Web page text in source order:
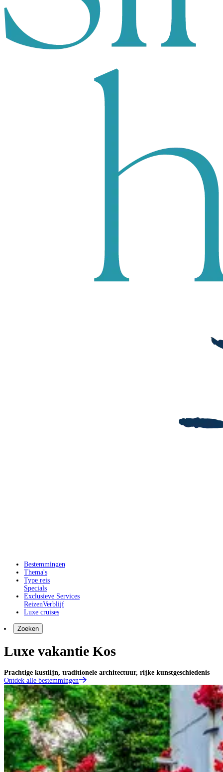
Bestemmingen
Thema's
Type reis
Specials
Exclusieve Services
ReizenVerblijf
Luxe cruises
Zoeken
Luxe vakantie Kos
Prachtige kustlijn, traditionele architectuur, rijke kunstgeschiedenis
Ontdek alle bestemmingen